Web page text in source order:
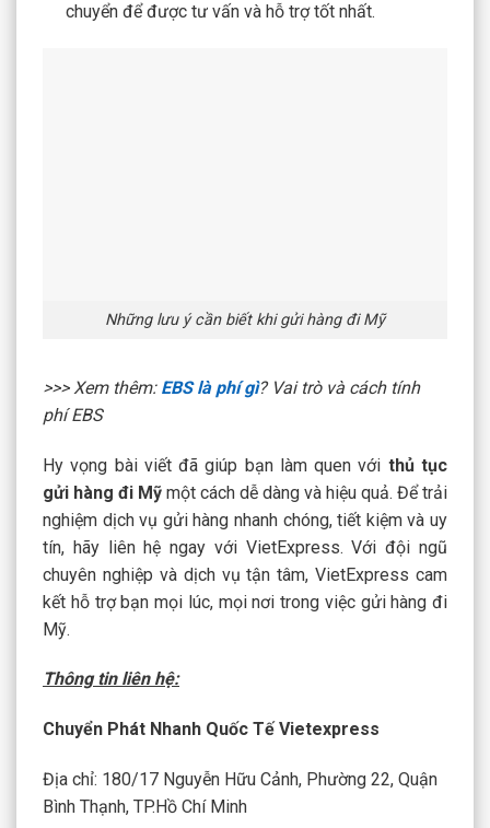
chuyển để được tư vấn và hỗ trợ tốt nhất.
Những lưu ý cần biết khi gửi hàng đi Mỹ
>>> Xem thêm: EBS là phí gì? Vai trò và cách tính
phí EBS
Hy vọng bài viết đã giúp bạn làm quen với thủ tục
gửi hàng đi Mỹ một cách dễ dàng và hiệu quả. Để trải
nghiệm dịch vụ gửi hàng nhanh chóng, tiết kiệm và uy
tín, hãy liên hệ ngay với VietExpress. Với đội ngũ
chuyên nghiệp và dịch vụ tận tâm, VietExpress cam
kết hỗ trợ bạn mọi lúc, mọi nơi trong việc gửi hàng đi
Mỹ.
Thông tin liên hệ:
Chuyển Phát Nhanh Quốc Tế Vietexpress
Địa chỉ: 180/17 Nguyễn Hữu Cảnh, Phường 22, Quận
Bình Thạnh, TP.Hồ Chí Minh